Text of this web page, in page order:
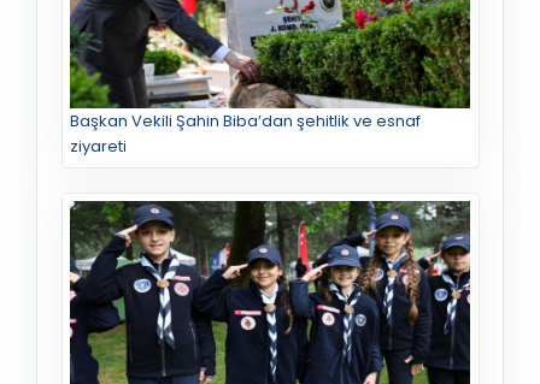
Başkan Vekili Şahin Biba’dan şehitlik ve esnaf
ziyareti